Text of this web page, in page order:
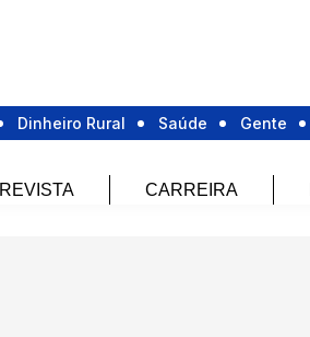
Dinheiro Rural Saúde Gente
REVISTA CARREIRA